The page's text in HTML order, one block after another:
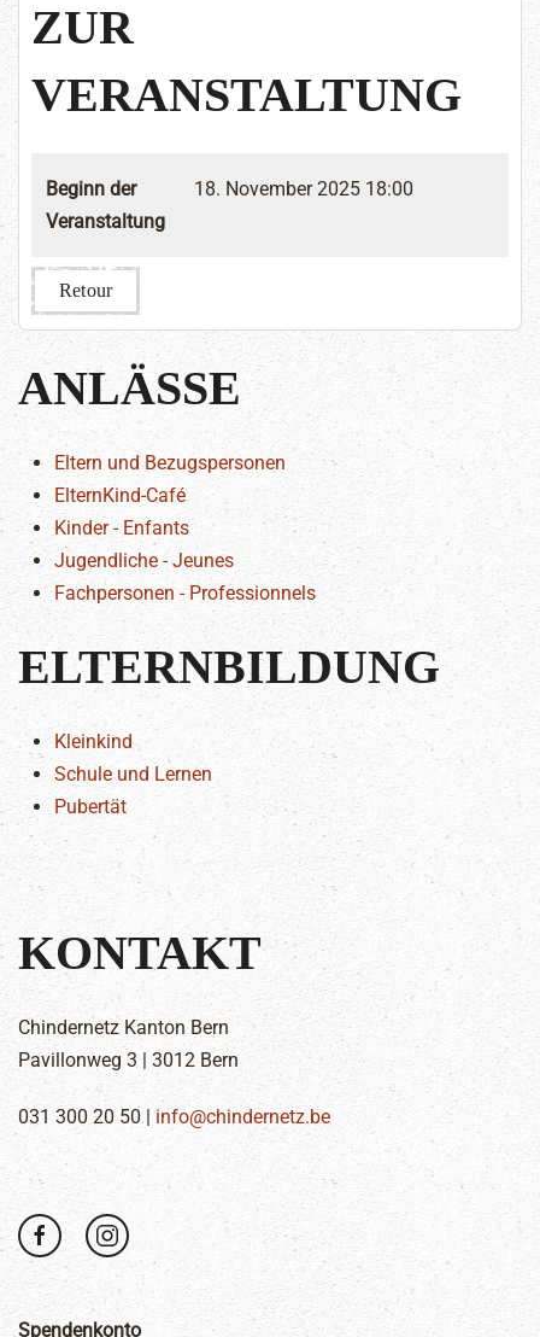
ZUR
VERANSTALTUNG
Beginn der
Veranstaltung
18. November 2025 18:00
Retour
ANLÄSSE
Eltern und Bezugspersonen
ElternKind-Café
Kinder - Enfants
Jugendliche - Jeunes
Fachpersonen - Professionnels
ELTERNBILDUNG
Kleinkind
Schule und Lernen
Pubertät
KONTAKT
Chindernetz Kanton Bern
Pavillonweg 3 | 3012 Bern
031 300 20 50 | info@chindernetz.be
Spendenkonto